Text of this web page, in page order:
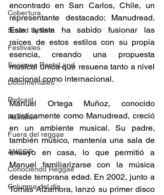
Cobertura
Sound System
Festivales
Sesiones RootsLand
Documentales
Podcast
Rastafari
Fuera del reggae
ANCOP
Conociendo Reggae
Columna del día
encontrado en San Carlos, Chile, un
representante destacado: Manudread.
Este artista ha sabido fusionar las
raíces de estos estilos con su propia
esencia, creando una propuesta
musical única que resuena tanto a nivel
nacional como internacional.​
Manuel Ortega Muñoz, conocido
artísticamente como Manudread, creció
en un ambiente musical. Su padre,
también músico, mantenía una sala de
ensayo en casa, lo que permitió a
Manuel familiarizarse con la música
desde temprana edad. En 2002, junto a
Tomás Alzamora, lanzó su primer disco